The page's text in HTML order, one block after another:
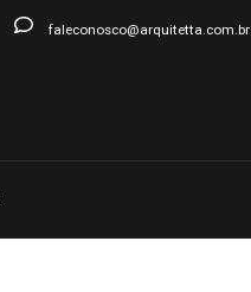
faleconosco@arquitetta.com.br